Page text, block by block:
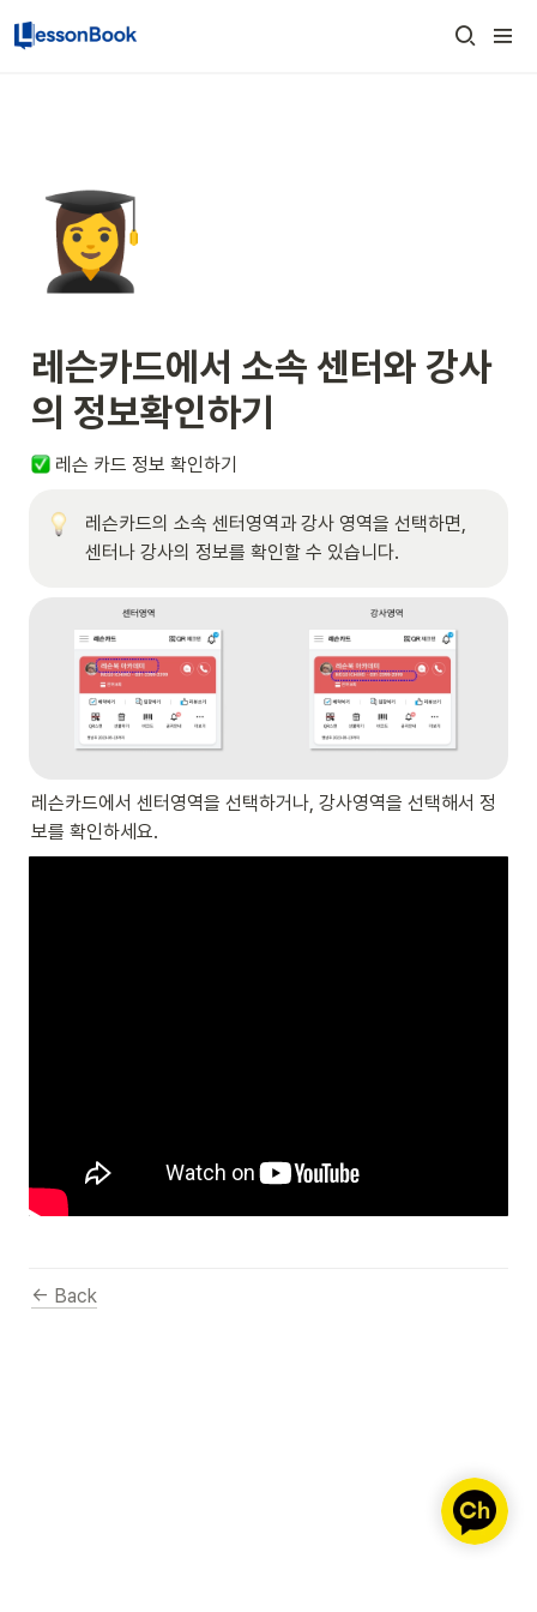
👩‍🎓
레슨카드에서 소속 센터와 강사
의 정보확인하기
레슨 카드 정보 확인하기
레슨카드의 소속 센터영역과 강사 영역을 선택하면,
센터나 강사의 정보를 확인할 수 있습니다.
레슨카드에서 센터영역을 선택하거나, 강사영역을 선택해서 정
보를 확인하세요.
← Back